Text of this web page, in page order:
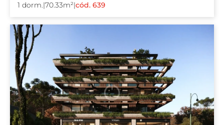
1 dorm.|70.33m²|cód. 639